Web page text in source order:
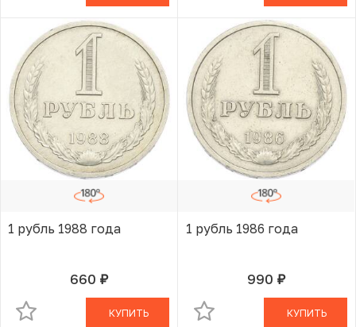
1 рубль 1988 года
660 руб.
В КОРЗИНЕ
КУПИТЬ
1 рубль 1986 года
990 руб.
В КОРЗИНЕ
КУПИТЬ